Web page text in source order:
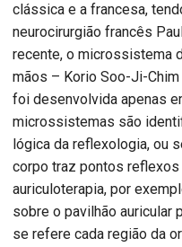
clássica e a francesa,
neurocirurgião francês
recente, o microssistema
mãos – Korio Soo-Ji-Chim
foi desenvolvida apenas
microssistemas são
lógica da reflexologia, ou
corpo traz pontos
auriculoterapia, por
sobre o pavilhão auricular
se refere cada região da